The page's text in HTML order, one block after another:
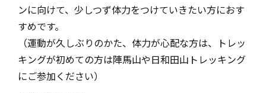
ンに向けて、少しつず体力をつけていきたい方におす
すめです。
（運動が久しぶりのかた、体力が心配な方は、トレッ
キングが初めての方は陣馬山や日和田山トレッキング
にご参加ください）